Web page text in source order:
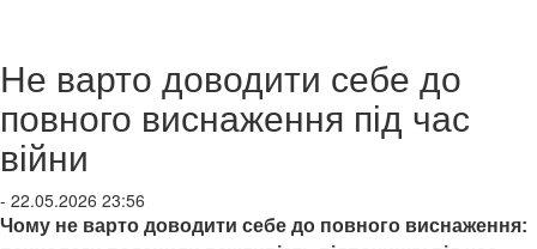
Не варто доводити себе до
повного виснаження під час
війни
- 22.05.2026 23:56
Чому не варто доводити себе до повного виснаження: